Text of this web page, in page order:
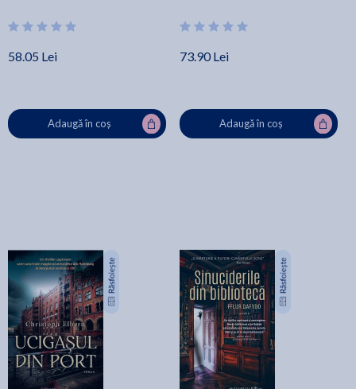
58.05 Lei
Adaugă în coș
73.90 Lei
Adaugă în coș